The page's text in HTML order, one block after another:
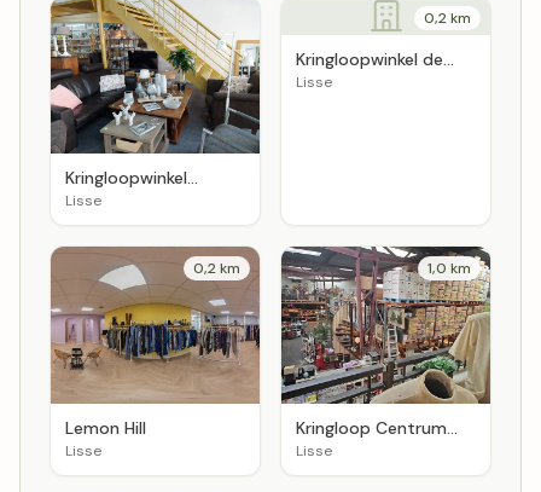
Kringloopwinkel
woord&daad
Lisse
0,2 km
Kringloopwinkel de
Cirkel
Lisse
0,2 km
Lemon Hill
Lisse
1,0 km
Kringloop Centrum
Bollenstreek in Lisse
Lisse